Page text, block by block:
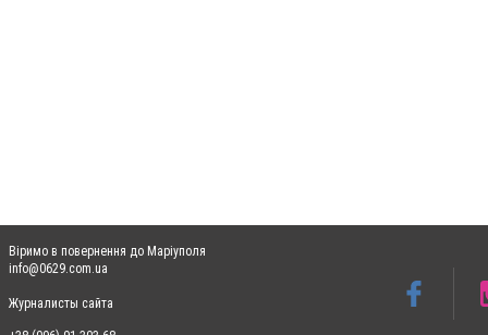
Віримо в повернення до Маріуполя
info@0629.com.ua
Журналисты сайта